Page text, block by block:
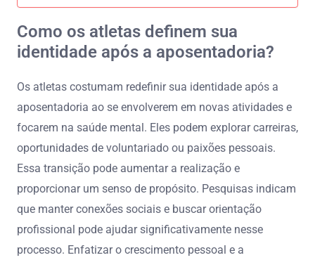
Como os atletas definem sua
identidade após a aposentadoria?
Os atletas costumam redefinir sua identidade após a
aposentadoria ao se envolverem em novas atividades e
focarem na saúde mental. Eles podem explorar carreiras,
oportunidades de voluntariado ou paixões pessoais.
Essa transição pode aumentar a realização e
proporcionar um senso de propósito. Pesquisas indicam
que manter conexões sociais e buscar orientação
profissional pode ajudar significativamente nesse
processo. Enfatizar o crescimento pessoal e a